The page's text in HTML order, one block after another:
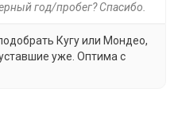
год/пробег? Спасибо.
Кугу или Мондео,
уже. Оптима с